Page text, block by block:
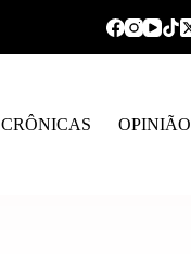
CRÔNICAS OPINIÃO